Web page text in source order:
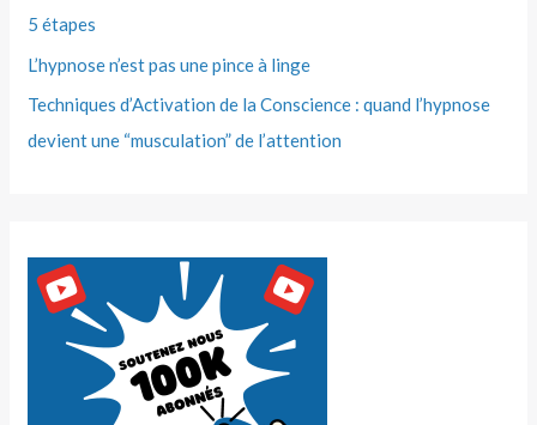
5 étapes
L’hypnose n’est pas une pince à linge
Techniques d’Activation de la Conscience : quand l’hypnose
devient une “musculation” de l’attention